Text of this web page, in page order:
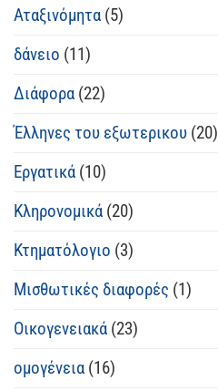
Αταξινόμητα (5)
δάνειο (11)
Διάφορα (22)
Έλληνες του εξωτερικου (20)
Εργατικά (10)
Κληρονομικά (20)
Κτηματόλογιο (3)
Μισθωτικές διαφορές (1)
Οικογενειακά (23)
ομογένεια (16)